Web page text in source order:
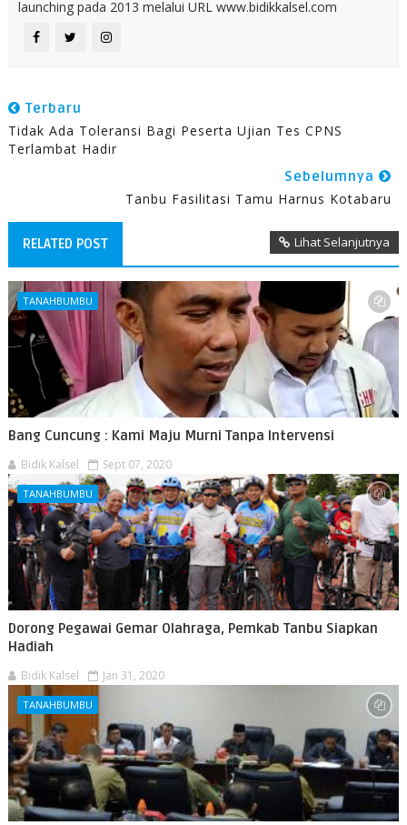
launching pada 2013 melalui URL www.bidikkalsel.com
Terbaru
Tidak Ada Toleransi Bagi Peserta Ujian Tes CPNS
Terlambat Hadir
Sebelumnya
Tanbu Fasilitasi Tamu Harnus Kotabaru
RELATED POST Lihat Selanjutnya
TANAHBUMBU
Bang Cuncung : Kami Maju Murni Tanpa Intervensi
Bidik Kalsel Sept 07, 2020
TANAHBUMBU
Dorong Pegawai Gemar Olahraga, Pemkab Tanbu Siapkan
Hadiah
Bidik Kalsel Jan 31, 2020
TANAHBUMBU